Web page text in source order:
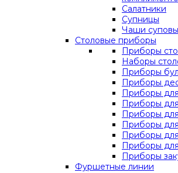
Салатники
Супницы
Чаши
Столовые приборы
Приборы
Наборы
Приборы
Приборы
Приборы
Приборы
Приборы
Приборы
Приборы
Приборы
Приборы
Фуршетные линии